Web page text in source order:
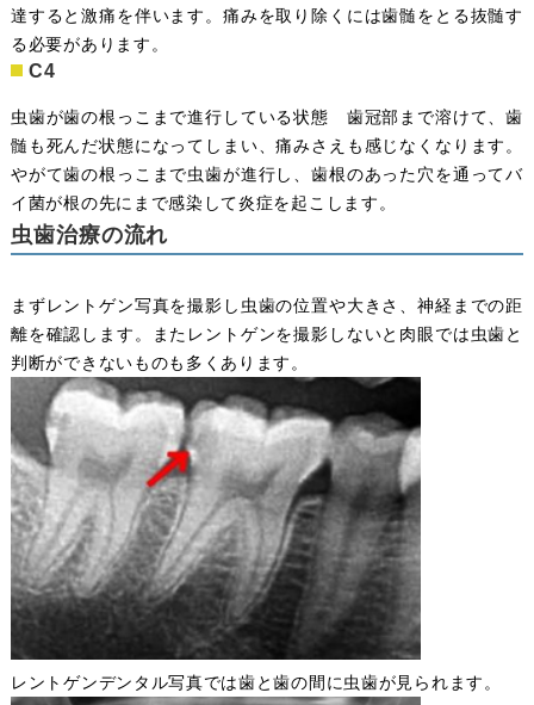
達すると激痛を伴います。痛みを取り除くには歯髄をとる抜髄す
る必要があります。
C4
虫歯が歯の根っこまで進行している状態 歯冠部まで溶けて、歯
髄も死んだ状態になってしまい、痛みさえも感じなくなります。
やがて歯の根っこまで虫歯が進行し、歯根のあった穴を通ってバ
イ菌が根の先にまで感染して炎症を起こします。
虫歯治療の流れ
まずレントゲン写真を撮影し虫歯の位置や大きさ、神経までの距
離を確認します。またレントゲンを撮影しないと肉眼では虫歯と
判断ができないものも多くあります。
レントゲンデンタル写真では歯と歯の間に虫歯が見られます。